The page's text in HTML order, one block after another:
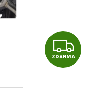
Z
D
ZDARMA